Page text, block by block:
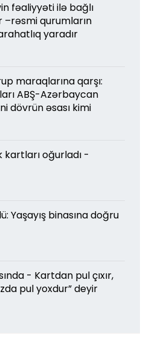
fəaliyyəti ilə bağlı
–rəsmi qurumların
yaradır
maraqlarına qarşı:
ABŞ-Azərbaycan
dövrün əsası kimi
oğurladı -
Yaşayış binasına doğru
- Kartdan pul çıxır,
pul yoxdur” deyir